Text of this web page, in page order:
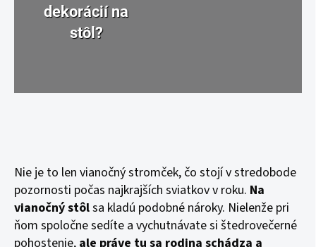
dekorácií na
stôl?
Nie je to len vianočný stromček, čo stojí v stredobode
pozornosti počas najkrajších sviatkov v roku. Na
vianočný stôlsa kladú podobné nároky. Nielenže pri
ňom spoločne sedíte a vychutnávate si štedrovečerné
pohostenie, ale práve tu sa rodina schádza a